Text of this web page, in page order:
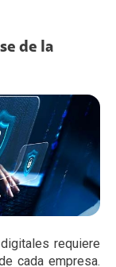
de la
requiere
cada empresa.